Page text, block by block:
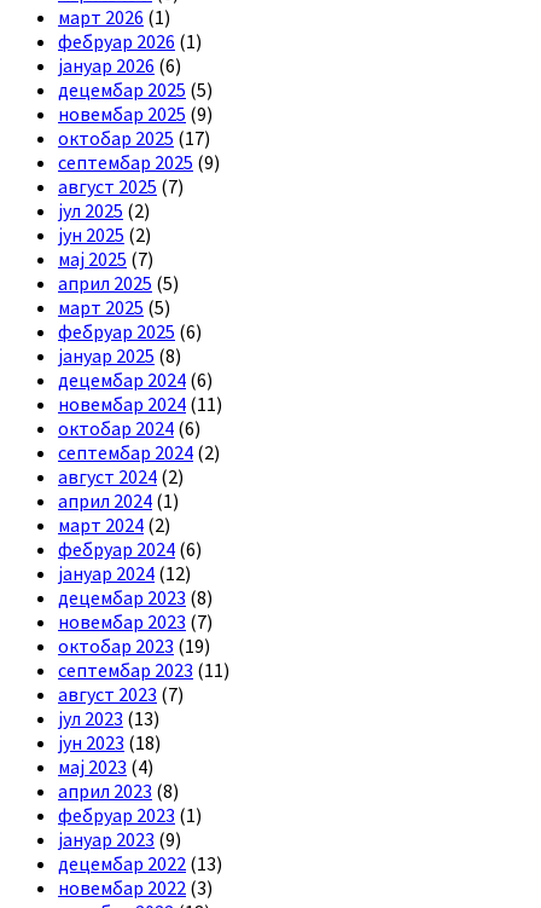
март 2026 (1)
фебруар 2026 (1)
јануар 2026 (6)
децембар 2025 (5)
новембар 2025 (9)
октобар 2025 (17)
септембар 2025 (9)
август 2025 (7)
јул 2025 (2)
јун 2025 (2)
мај 2025 (7)
април 2025 (5)
март 2025 (5)
фебруар 2025 (6)
јануар 2025 (8)
децембар 2024 (6)
новембар 2024 (11)
октобар 2024 (6)
септембар 2024 (2)
август 2024 (2)
април 2024 (1)
март 2024 (2)
фебруар 2024 (6)
јануар 2024 (12)
децембар 2023 (8)
новембар 2023 (7)
октобар 2023 (19)
септембар 2023 (11)
август 2023 (7)
јул 2023 (13)
јун 2023 (18)
мај 2023 (4)
април 2023 (8)
фебруар 2023 (1)
јануар 2023 (9)
децембар 2022 (13)
новембар 2022 (3)